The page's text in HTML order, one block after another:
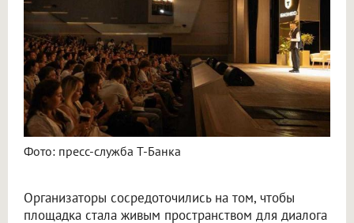
Фото: пресс-служба Т-Банка
Организаторы сосредоточились на том, чтобы
площадка стала живым пространством для диалога